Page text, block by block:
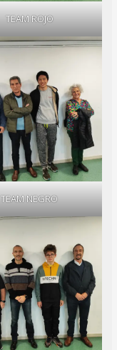
TEAM ROJO
TEAM NEGRO